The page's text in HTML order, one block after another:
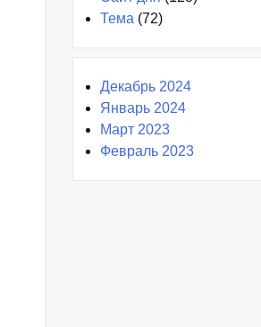
Тема (72)
Декабрь 2024
Январь 2024
Март 2023
Февраль 2023